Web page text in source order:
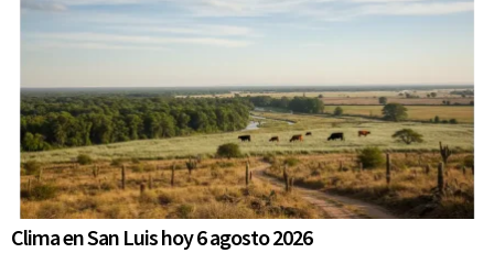
Clima en San Luis hoy 6 agosto 2026